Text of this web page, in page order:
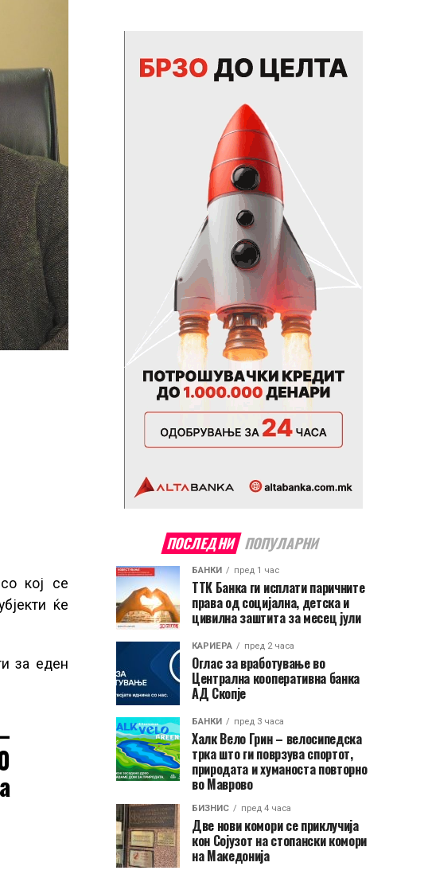
кој се
ќе
за еден
ПОСЛЕДНИ ПОПУЛАРНИ
БАНКИ пред 1 час
ТТК Банка ги исплати паричните
права од социјална, детска и
цивилна заштита за месец јули
КАРИЕРА пред 2 часа
Оглас за вработување во
Централна кооперативна банка
АД Скопје
БАНКИ пред 3 часа
Халк Вело Грин – велосипедска
трка што ги поврзува спортот,
природата и хуманоста повторно
во Маврово
БИЗНИС пред 4 часа
Две нови комори се приклучија
кон Сојузот на стопански комори
на Македонија